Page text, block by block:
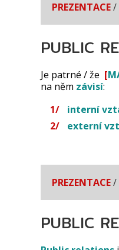
PREZENTACE/
PUBLIC
Je patrné / že [
na něm závisí:
interní
externí
PREZENTACE/
PUBLIC